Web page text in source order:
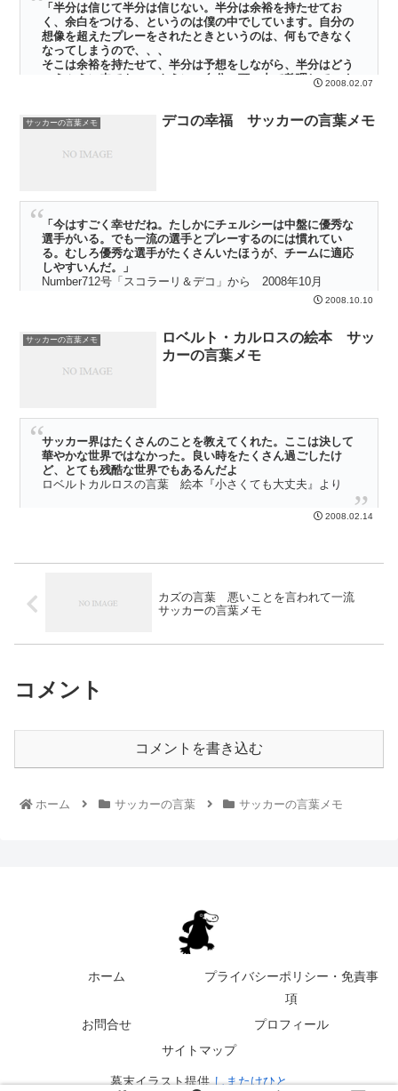
「半分は信じて半分は信じない。半分は余裕を持たせてお
く、余白をつける、というのは僕の中でしています。自分の
想像を超えたプレーをされたときというのは、何もできなく
なってしまうので、、、
そこは余裕を持たせて、半分は予想をしながら、半分はどう
いうふうに来てもいいように、自分の頭の中で整理していま
年2月2日
少し前だが、教育テレビでやっていたトップランナーに鈴木啓太が出
2008.02.07
サッカーの言葉メモ デコの幸福 サッカーの言葉メモ
「今はすごく幸せだね。たしかにチェルシーは中盤に優秀な
選手がいる。でも一流の選手とプレーするのには慣れてい
る。むしろ優秀な選手がたくさんいたほうが、チームに適応
しやすいんだ。」
Number712号「スコラーリ＆デコ」から 2008年10月
なた（僕です）。 開幕からチェルシーは、もうすっかりデコのチー
ムになってしまっています。ブルーのユニフォームも、よく似合
2008.10.10
サッカーの言葉メモ
ロベルト・カルロスの絵本 サッ
カーの言葉メモ
サッカー界はたくさんのことを教えてくれた。ここは決して
華やかな世界ではなかった。良い時をたくさん過ごしたけ
ど、とても残酷な世界でもあるんだよ
ロベルトカルロスの言葉 絵本『小さくても大丈夫』より
本屋を歩いていると、ロベルトカルロスの絵本が目にとまっ2008.02.14
カズの言葉 悪いことを言われて一流
サッカーの言葉メモ
コメント
コメントを書き込む
ホーム サッカーの言葉 サッカーの言葉メモ
ホーム
プライバシーポリシー・免責事
項
お問合せ
プロフィール
サイトマップ
幕末イラスト提供しまたけひと